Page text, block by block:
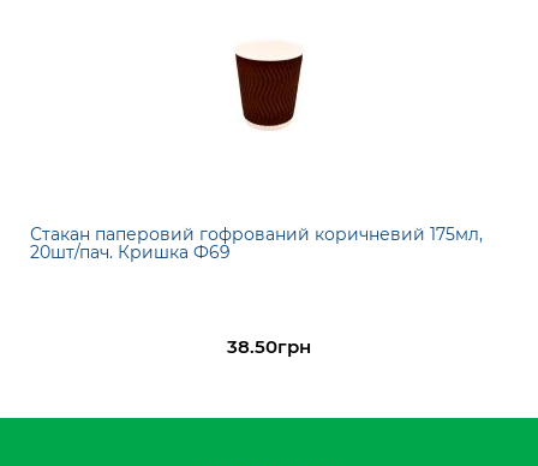
Стакан паперовий гофрований коричневий 175мл,
20шт/пач. Кришка Ф69
38.50грн